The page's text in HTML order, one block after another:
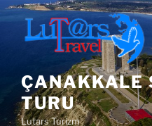
İçeriğe
geç
ÇANAKKALE
TURU
Lutars Turizm